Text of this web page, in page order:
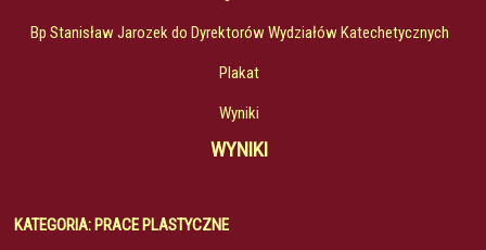
Bp Stanisław Jarozek do Dyrektorów Wydziałów Katechetycznych
Plakat
Wyniki
WYNIKI
KATEGORIA: PRACE PLASTYCZNE